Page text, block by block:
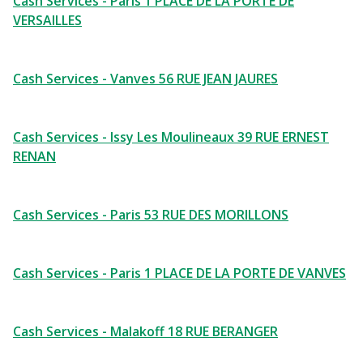
VERSAILLES
Cash Services - Vanves 56 RUE JEAN JAURES
Cash Services - Issy Les Moulineaux 39 RUE ERNEST
RENAN
Cash Services - Paris 53 RUE DES MORILLONS
Cash Services - Paris 1 PLACE DE LA PORTE DE VANVES
Cash Services - Malakoff 18 RUE BERANGER